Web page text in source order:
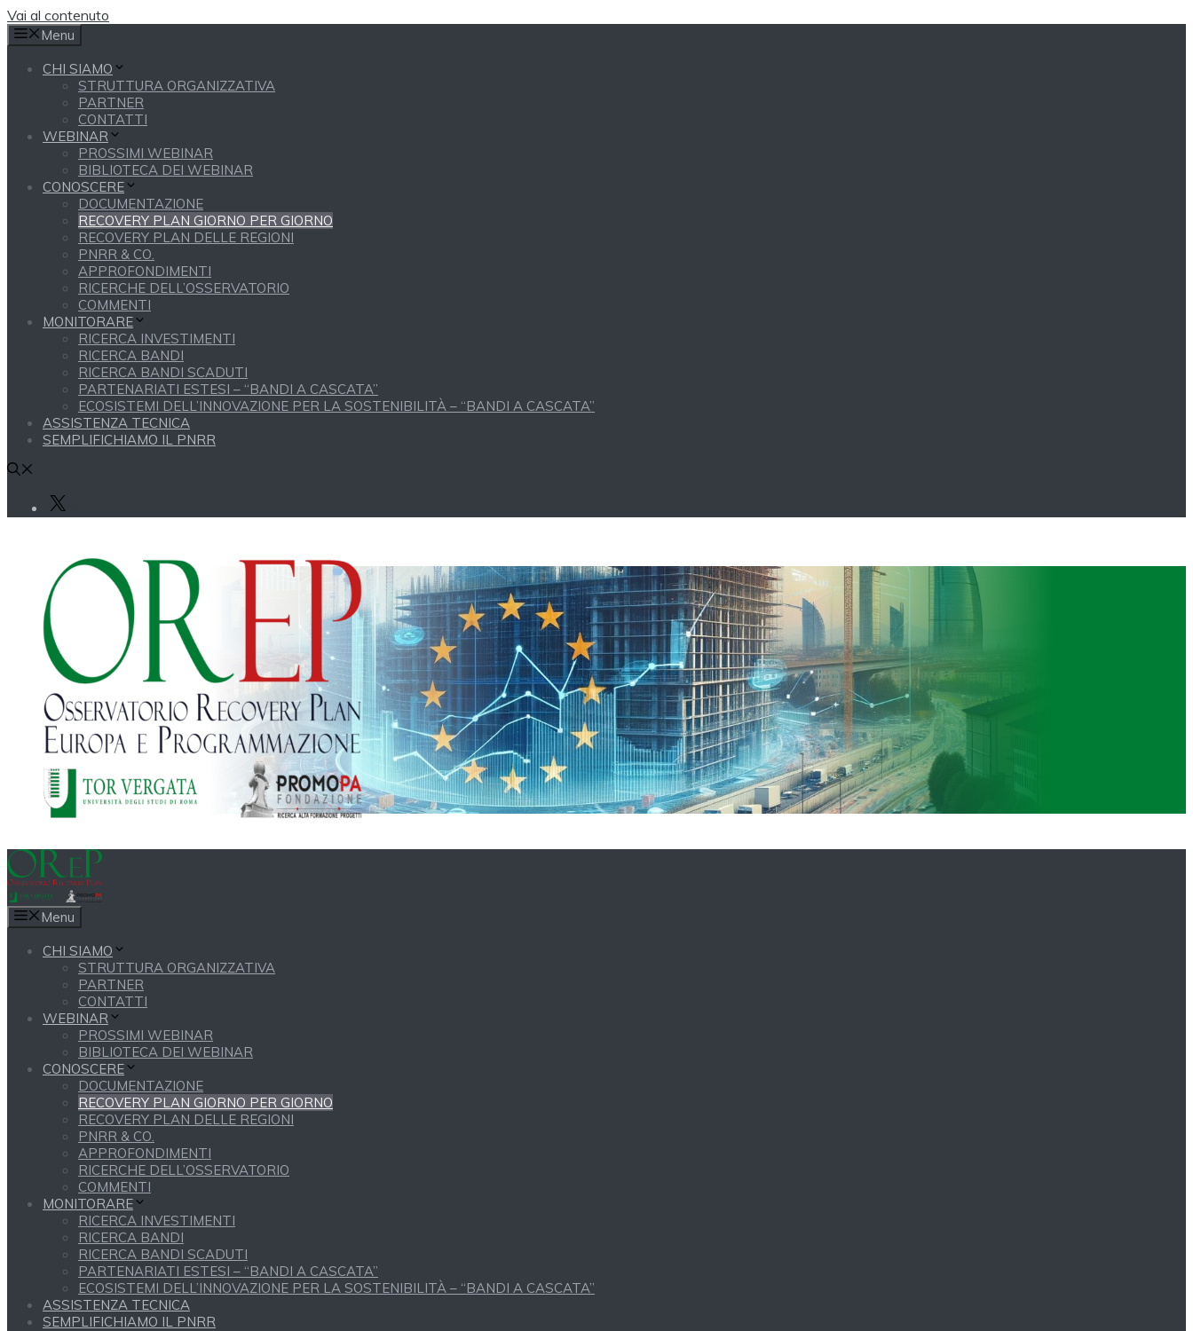
Vai al contenuto
Menu
CHI SIAMO
STRUTTURA ORGANIZZATIVA
PARTNER
CONTATTI
WEBINAR
PROSSIMI WEBINAR
BIBLIOTECA DEI WEBINAR
CONOSCERE
DOCUMENTAZIONE
RECOVERY PLAN GIORNO PER GIORNO
RECOVERY PLAN DELLE REGIONI
PNRR & CO.
APPROFONDIMENTI
RICERCHE DELL’OSSERVATORIO
COMMENTI
MONITORARE
RICERCA INVESTIMENTI
RICERCA BANDI
RICERCA BANDI SCADUTI
PARTENARIATI ESTESI – “BANDI A CASCATA”
ECOSISTEMI DELL’INNOVAZIONE PER LA SOSTENIBILITÀ – “BANDI A CASCATA”
ASSISTENZA TECNICA
SEMPLIFICHIAMO IL PNRR
Menu
CHI SIAMO
STRUTTURA ORGANIZZATIVA
PARTNER
CONTATTI
WEBINAR
PROSSIMI WEBINAR
BIBLIOTECA DEI WEBINAR
CONOSCERE
DOCUMENTAZIONE
RECOVERY PLAN GIORNO PER GIORNO
RECOVERY PLAN DELLE REGIONI
PNRR & CO.
APPROFONDIMENTI
RICERCHE DELL’OSSERVATORIO
COMMENTI
MONITORARE
RICERCA INVESTIMENTI
RICERCA BANDI
RICERCA BANDI SCADUTI
PARTENARIATI ESTESI – “BANDI A CASCATA”
ECOSISTEMI DELL’INNOVAZIONE PER LA SOSTENIBILITÀ – “BANDI A CASCATA”
ASSISTENZA TECNICA
SEMPLIFICHIAMO IL PNRR